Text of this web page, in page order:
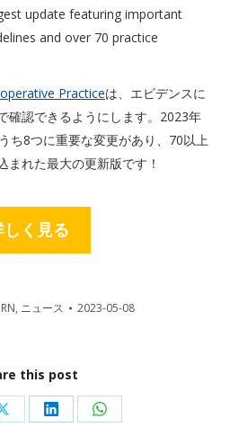
update featuring important
and over 70 practice
Practiceは、エビデンスに
確認できるようにします。2023年
ち8つに重要な変更があり、70以上
れた最大の更新版です！
しく見る
, ニュース 2023-05-08
this post
Share Share Share